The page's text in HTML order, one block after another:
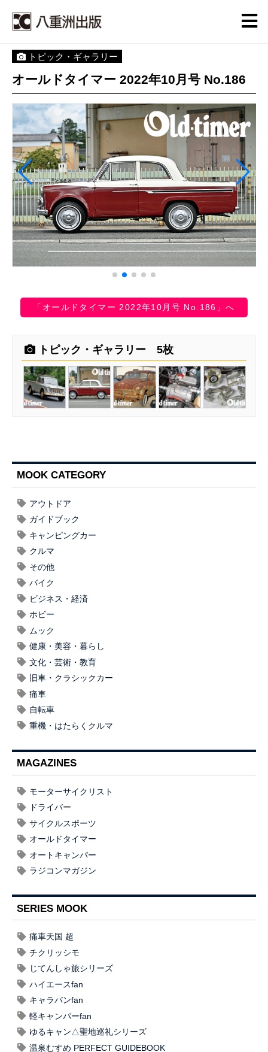
トピック・ギャラリー
オールドタイマー 2022年10月号 No.186
「オールドタイマー 2022年10月号 No.186」へ
トピック・ギャラリー 5枚
MOOK CATEGORY
アウトドア
ガイドブック
キャンピングカー
クルマ
その他
バイク
ビジネス・経済
ホビー
ムック
健康・美容・暮らし
文化・芸術・教育
旧車・クラシックカー
痛車
自転車
重機・はたらくクルマ
MAGAZINES
モーターサイクリスト
ドライバー
サイクルスポーツ
オールドタイマー
オートキャンパー
ラジコンマガジン
SERIES MOOK
痛車天国 超
チクリッシモ
じてんしゃ旅シリーズ
ハイエースfan
キャラバンfan
軽キャンパーfan
ゆるキャン△聖地巡礼シリーズ
温泉むすめ PERFECT GUIDEBOOK